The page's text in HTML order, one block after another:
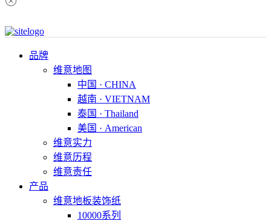
品牌
维意地图
中国 · CHINA
越南 · VIETNAM
泰国 · Thailand
美国 · American
维意实力
维意历程
维意责任
产品
维意地板装饰纸
10000系列